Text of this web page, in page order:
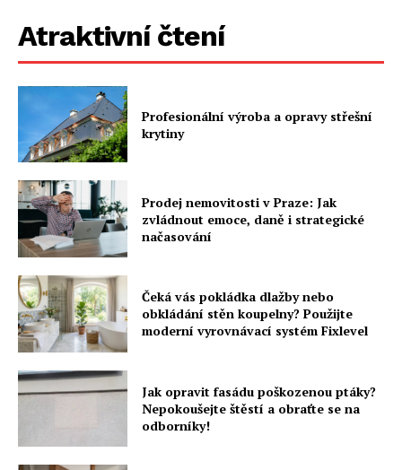
Atraktivní čtení
Profesionální výroba a opravy střešní
krytiny
Prodej nemovitosti v Praze: Jak
zvládnout emoce, daně i strategické
načasování
Čeká vás pokládka dlažby nebo
obkládání stěn koupelny? Použijte
moderní vyrovnávací systém Fixlevel
Jak opravit fasádu poškozenou ptáky?
Nepokoušejte štěstí a obraťte se na
odborníky!